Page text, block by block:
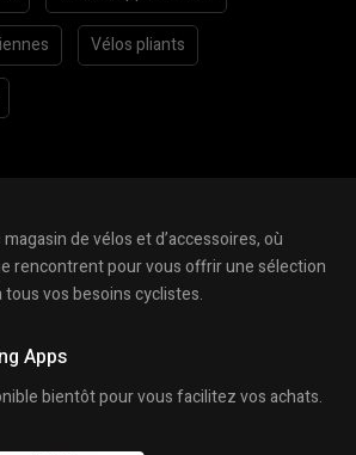
Vélos pliants
de vélos et d’accessoires, où
rencontrent pour vous offrir une sélection
vos besoins cyclistes.
Apps
bientôt pour vous facilitez vos achats.